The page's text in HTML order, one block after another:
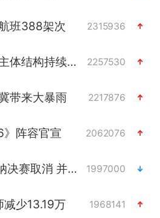
班388架次 2315936
上半年我国经营主体结构持续优化 2257530
带来大暴雨 2217876
》阵容官宣 2062076
国足U17与阿森纳决赛取消 并列冠军 1997000
少13.19万 1968141